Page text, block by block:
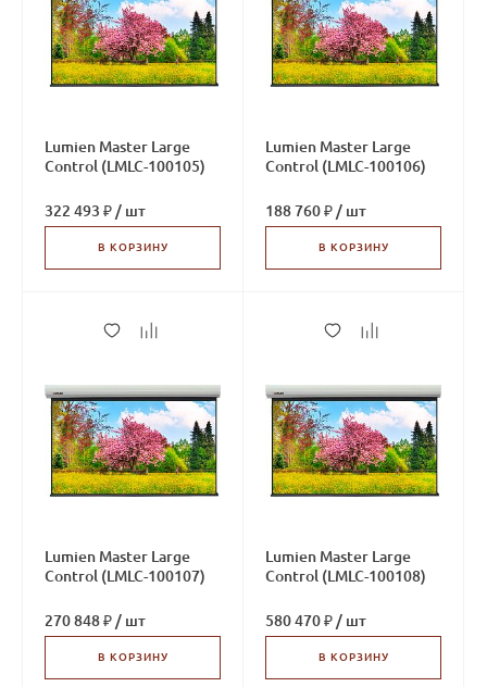
Lumien Master Large
Control (LMLC-100105)
322 493 ₽ / шт
В КОРЗИНУ
Lumien Master Large
Control (LMLC-100106)
188 760 ₽ / шт
В КОРЗИНУ
Lumien Master Large
Control (LMLC-100107)
270 848 ₽ / шт
В КОРЗИНУ
Lumien Master Large
Control (LMLC-100108)
580 470 ₽ / шт
В КОРЗИНУ